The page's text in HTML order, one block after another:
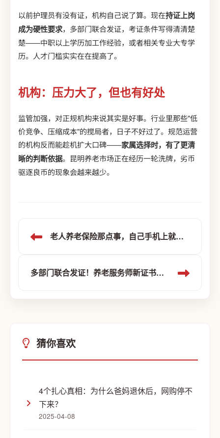
以前护理员有没有证，机构自己说了算。现在持证上岗
成为硬性要求，多部门联合发证，考证条件写得清清楚
楚——中职以上学历加工作经验，或者相关专业大专学
历。人才门槛实实在在提高了。
机构：压力大了，但也有好处
监管加强，对正规机构来说其实是好事。行业里那些"低
价竞争、压缩成本"的搅局者，日子不好过了。规范运营
的机构反而能趁机扩大口碑——家属选择时，有了更清
晰的判断依据。昆明养老市场正在经历一轮洗牌，劣币
驱逐良币的现象会越来越少。
老人养老保险那点事，自己手机上就能办
多部门联合发证！养老服务师新证书报考条件公布
猜你喜欢
4个扎心真相：为什么爸妈退休后，网购停不
下来？
2025-04-08